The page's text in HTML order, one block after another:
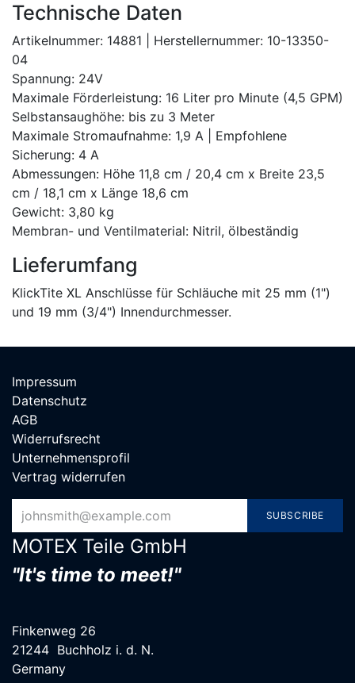
Technische Daten
Artikelnummer: 14881 | Herstellernummer: 10-13350-
04
Spannung: 24V
Maximale Förderleistung: 16 Liter pro Minute (4,5 GPM)
Selbstansaughöhe: bis zu 3 Meter
Maximale Stromaufnahme: 1,9 A | Empfohlene
Sicherung: 4 A
Abmessungen: Höhe 11,8 cm / 20,4 cm x Breite 23,5
cm / 18,1 cm x Länge 18,6 cm
Gewicht: 3,80 kg
Membran- und Ventilmaterial: Nitril, ölbeständig
Lieferumfang
KlickTite XL Anschlüsse für Schläuche mit 25 mm (1")
und 19 mm (3/4") Innendurchmesser.
Impressum
Datenschutz
AGB
Widerrufsrecht
Unternehmensprofil
Vertrag widerrufen
SUBSCRIBE
MOTEX Teile G​mbH
"It's time to meet!"
Finkenweg 26
21244 Buchholz i. d. N.
Germany